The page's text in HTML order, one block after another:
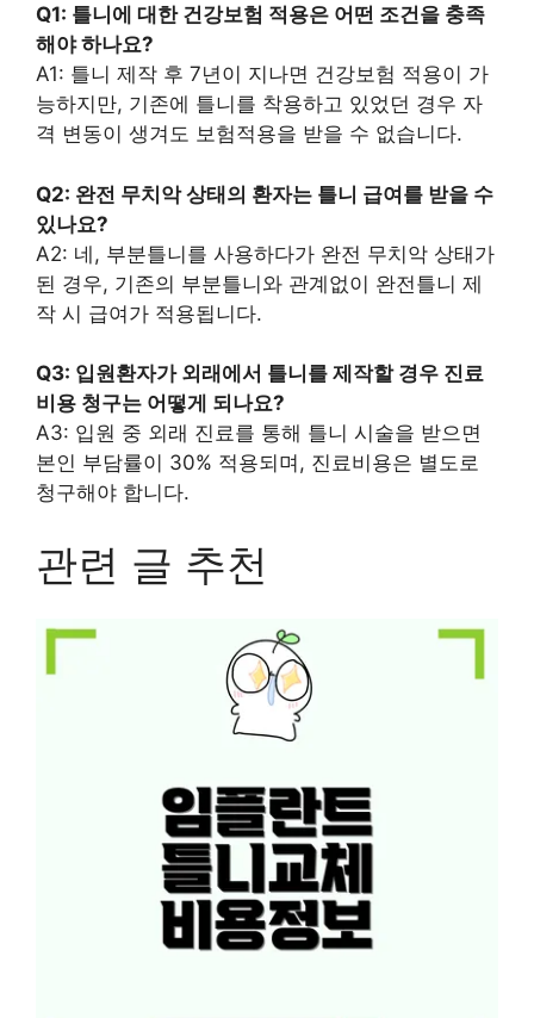
Q1: 틀니에 대한 건강보험 적용은 어떤 조건을 충족
해야 하나요?
A1: 틀니 제작 후 7년이 지나면 건강보험 적용이 가
능하지만, 기존에 틀니를 착용하고 있었던 경우 자
격 변동이 생겨도 보험적용을 받을 수 없습니다.
Q2: 완전 무치악 상태의 환자는 틀니 급여를 받을 수
있나요?
A2: 네, 부분틀니를 사용하다가 완전 무치악 상태가
된 경우, 기존의 부분틀니와 관계없이 완전틀니 제
작 시 급여가 적용됩니다.
Q3: 입원환자가 외래에서 틀니를 제작할 경우 진료
비용 청구는 어떻게 되나요?
A3: 입원 중 외래 진료를 통해 틀니 시술을 받으면
본인 부담률이 30% 적용되며, 진료비용은 별도로
청구해야 합니다.
관련 글 추천